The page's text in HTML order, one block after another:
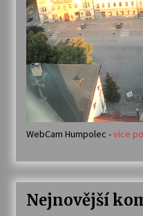
WebCam Humpolec -více
Nejnovější